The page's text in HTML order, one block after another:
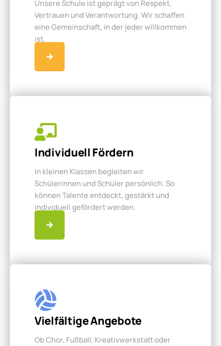
Unsere Schule ist geprägt von Respekt,
Vertrauen und Verantwortung. Wir schaffen
eine Gemeinschaft, in der jeder willkommen
ist.
Individuell Fördern
In kleinen Klassen begleiten wir
Schülerinnen und Schüler persönlich. So
können Talente entdeckt, gestärkt und
individuell gefördert werden.
Vielfältige Angebote
Ob Chor, Fußball, Kreativwerkstatt oder